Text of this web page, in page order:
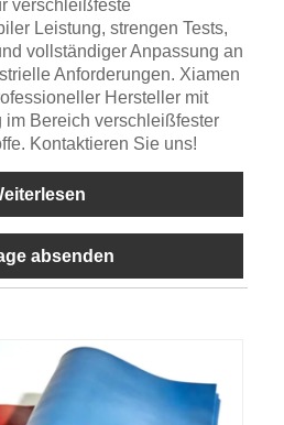
verschleißfeste
Leistung, strengen Tests,
vollständiger Anpassung an
Anforderungen. Xiamen
Hersteller mit
im Bereich verschleißfester
Kontaktieren Sie uns!
absenden